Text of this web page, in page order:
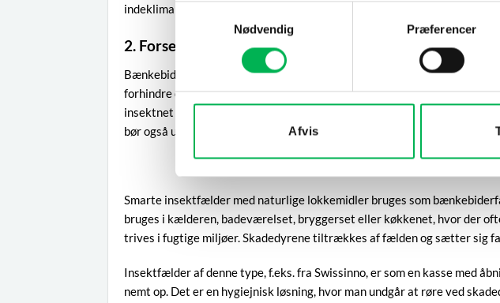
Nødvendig
Præferencer
Afvis
indeklima på. Tjek også for fugtskader.
2. Forsegl indgange og brug insektnet
Bænkebidere kan komme ind gennem små sprækker i husets facade.
forhindre dem i at komme ind. Sørg for, at døre og vinduer er
insektnet for at forhindre indtrængen. Dørkarme og andre steder, hvor
bør også undersøges nøje og forsegles, hvis det er nødvendigt.
Smarte insektfælder med naturlige lokkemidler bruges som
bruges i kælderen, badeværelset, bryggerset eller køkkenet, hvor der
trives i fugtige miljøer. Skadedyrene tiltrækkes af fælden og sætter sig
Insektfælder af denne type, f.eks. fra Swissinno, er som en kasse med
nemt op. Det er en hygiejnisk løsning, hvor man undgår at røre ved